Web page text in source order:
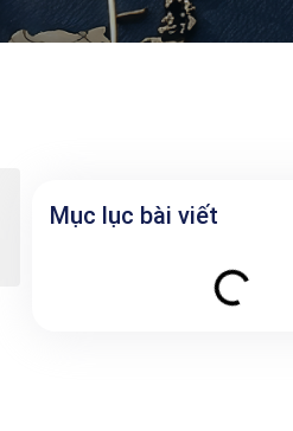
Mục lục bài viết